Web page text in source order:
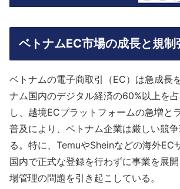
ベトナムEC市場の成長と規制
ベトナムの電子商取引（EC）は急成長
ナム国内のデジタル経済の60%以上を
し、越境ECプラットフォームの急増と
普及により、ベトナム企業は厳しい競
る。特に、TemuやSheinなどの海外EC
国内で正式な登録を行わずに事業を展
場管理の問題を引き起こしている。